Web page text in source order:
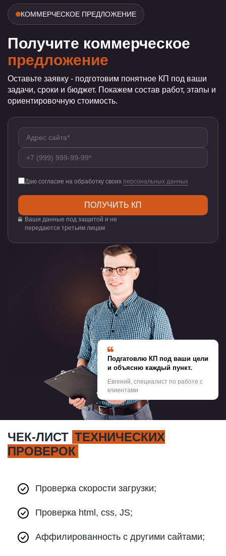
КОММЕРЧЕСКОЕ ПРЕДЛОЖЕНИЕ
Получите коммерческое
предложение
Оставьте заявку - подготовим понятное КП под ваши
задачи, сроки и бюджет. Покажем состав работ, этапы и
ориентировочную стоимость.
Даю согласие на обработку своих персональных данных
Ваши данные под защитой и не
передаются третьим лицам
Подгатовлю КП под ваши цели
и объясню каждый пункт.
Евгений, специалист по работе с
клиентами
ЧЕК-ЛИСТ ТЕХНИЧЕСКИХ
ПРОВЕРОК
Проверка скорости загрузки;
Проверка html, css, JS;
Аффилированность с другими сайтами;